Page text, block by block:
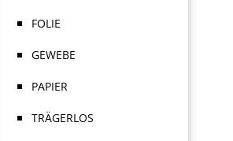
FOLIE
GEWEBE
PAPIER
TRÄGERLOS